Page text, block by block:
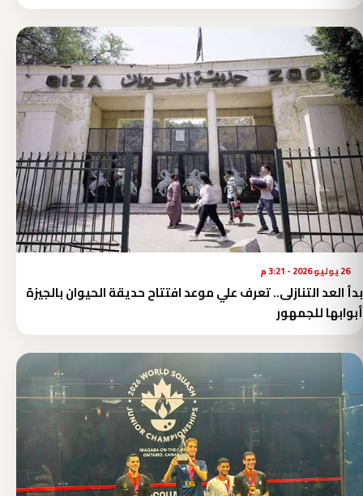
26 يوليو 2026 - 3:21 م
بدأ العد التنازلى.. تعرف علي موعد افتتاح حديقة الحيوان بالجيزة
أبوابها للجمهور